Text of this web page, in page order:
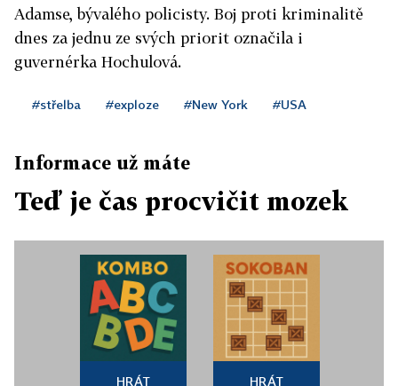
Adamse, bývalého policisty. Boj proti kriminalitě
dnes za jednu ze svých priorit označila i
guvernérka Hochulová.
#střelba #exploze #New York #USA
Informace už máte
Teď je čas procvičit mozek
HRÁT HRÁT